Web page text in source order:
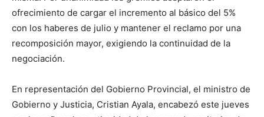
ofrecimiento de cargar el incremento al básico del 5%
con los haberes de julio y mantener el reclamo por una
recomposición mayor, exigiendo la continuidad de la
negociación.
En representación del Gobierno Provincial, el ministro de
Gobierno y Justicia, Cristian Ayala, encabezó este jueves